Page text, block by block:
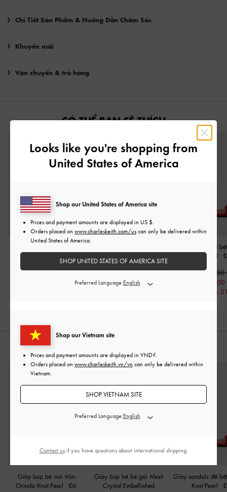
Chi Tiết Sản Phẩm & Hướng Dẫn Chăm Sóc
Khuyến mãi
Vận chuyển & trả hàng
CÓ THỂ BẠN SẼ THÍCH
Orinda Knot-Pearl
1,550,000
Crossover-Strap-Đỏ
1,350,000
Giày sandals đế
Knot-Pearl
1,590,000
1,090,000
GIẢM GIÁ
KẾT HỢP CÙNG
Giày búp bê mũi tròn
Orinda Knot-Pearl
-Đỏ
Giày búp bê bé gái Mesh
Crystal-Embellished
Giày sandals đế
Knot-Pearl
Looks like you're shopping from
United States of America
Shop our Vietnam site
Prices and payment amounts are displayed in VND .
Orders placed on www.charleskeith.vn/vn can only be delivered within
Vietnam.
SHOP VIETNAM SITE
Preferred Language:
Shop our United States of America site
Prices and payment amounts are displayed in US $
Orders placed on www.charleskeith.com/us can only be delivered within
United States of America.
SHOP UNITED STATES OF AMERICA SITE
Preferred Language:
Contact usif you have questions about international shipping.